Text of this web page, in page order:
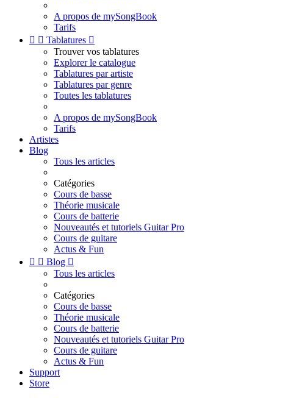
A propos de mySongBook
Tarifs
  Tablatures 
Trouver vos tablatures
Explorer le catalogue
Tablatures par artiste
Tablatures par genre
Toutes les tablatures
A propos de mySongBook
Tarifs
Artistes
Blog
Tous les articles
Catégories
Cours de basse
Théorie musicale
Cours de batterie
Nouveautés et tutoriels Guitar Pro
Cours de guitare
Actus & Fun
  Blog 
Tous les articles
Catégories
Cours de basse
Théorie musicale
Cours de batterie
Nouveautés et tutoriels Guitar Pro
Cours de guitare
Actus & Fun
Support
Store